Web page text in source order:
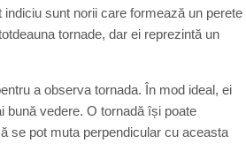
sunt norii care formează un perete
tornade, dar ei reprezintă un
a observa tornada. În mod ideal, ei
bună vedere. O tornadă își poate
se pot muta perpendicular cu aceasta